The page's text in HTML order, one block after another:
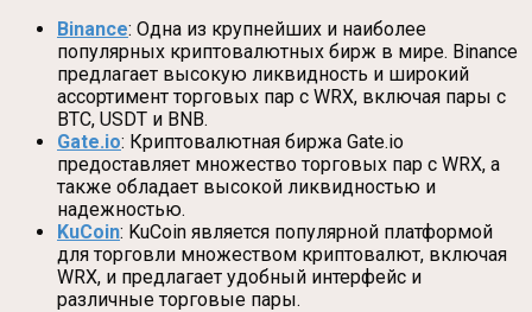
Binance: Одна из крупнейших и наиболее
популярных криптовалютных бирж в мире. Binance
предлагает высокую ликвидность и широкий
ассортимент торговых пар с WRX, включая пары с
BTC, USDT и BNB.
Gate.io: Криптовалютная биржа Gate.io
предоставляет множество торговых пар с WRX, а
также обладает высокой ликвидностью и
надежностью.
KuCoin: KuCoin является популярной платформой
для торговли множеством криптовалют, включая
WRX, и предлагает удобный интерфейс и
различные торговые пары.